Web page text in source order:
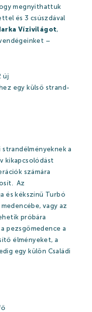
megnyithattuk
és 3 csúszdával
Vízivilágot,
–
új
egy külső strand-
strandélményeknek a
kikapcsolódást
számára
Az
és kékszínű Turbó
vagy az
próbára
pezsgőmedence a
élményeket, a
egy külön Családi